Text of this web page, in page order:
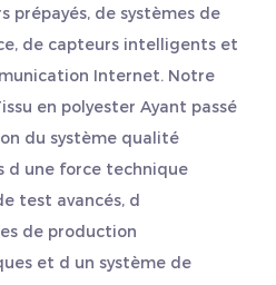
prépayés, de systèmes de
de capteurs intelligents et
Internet. Notre
en polyester Ayant passé
du système qualité
d une force technique
test avancés, d
de production
et d un système de